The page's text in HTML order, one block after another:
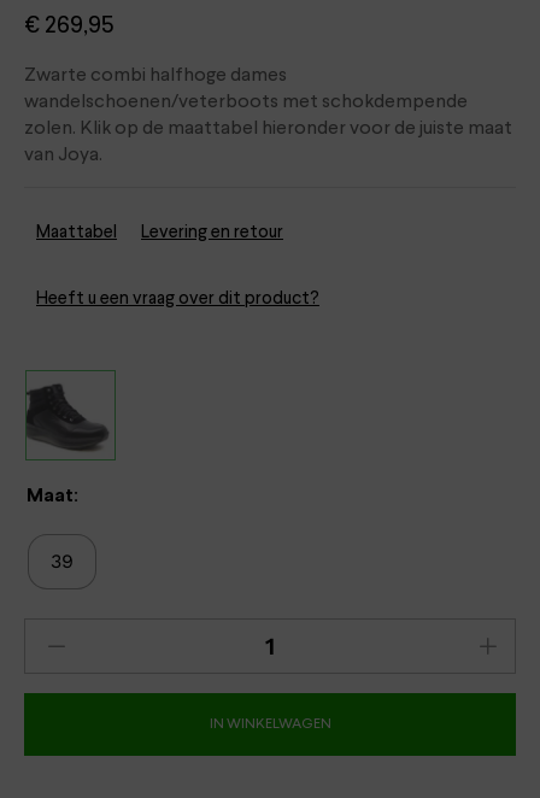
€ 269,95
Zwarte combi halfhoge dames
wandelschoenen/veterboots met schokdempende
zolen. Klik op de maattabel hieronder voor de juiste maat
van Joya.
Maattabel Levering en retour
Heeft u een vraag over dit product?
Maat:
39
IN WINKELWAGEN